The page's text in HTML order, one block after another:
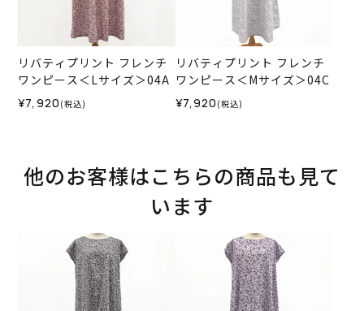
リバティプリント フレンチ
ワンピース＜Lサイズ＞04A
¥7,920 (税込)
リバティプリント フレンチ
ワンピース＜Mサイズ＞04C
¥7,920 (税込)
他のお客様はこちらの商品も見て
います